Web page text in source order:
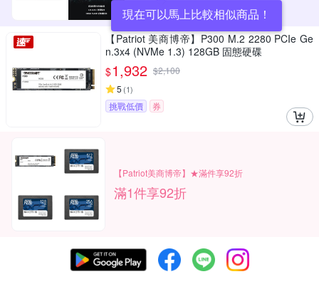
現在可以馬上比較相似商品！
【Patriot 美商博帝】P300 M.2 2280 PCIe Ge
n.3x4 (NVMe 1.3) 128GB 固態硬碟
$1,932 $2,100
5 (1)
挑戰低價 券
【Patriot美商博帝】★滿件享92折
滿1件享92折